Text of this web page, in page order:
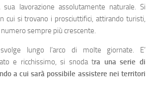
sua lavorazione assolutamente naturale. Si
cui si trovano i prosciuttifici, attirando turisti,
sempre più crescente.
lungo l’arco di molte giornate. E’
e ricchissimo, si snoda tra una serie di
a cui sarà possibile assistere nei territori